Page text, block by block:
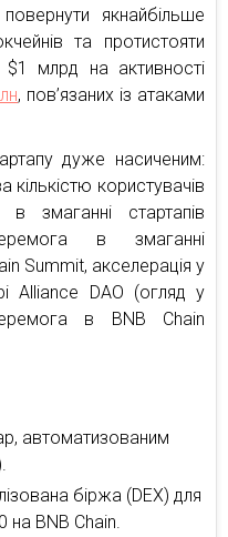
якнайбільше
та протистояти
$1 млрд на активності
, пов’язаних із атаками
дуже насиченим:
кількістю користувачів
змаганні стартапів
в змаганні
Summit, акселерація у
Alliance DAO (огляд у
в BNB Chain
автоматизованим
біржа (DEX) для
на BNB Chain.